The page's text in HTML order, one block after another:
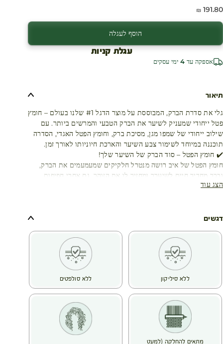
עגלת קניות
מחיר מבצע
191.80 ₪
הוסף לעגלה
אספקה עד 4 ימי עסקים
תיאור
גלי את סדרת הברק, המבוססת על מוצר הדגל #1 שלנו בעולם – חומץ
פטל ייחודי שמעניק לשיער את הברק הטבעי והמרשים ביותר. עם
שילוב ייחודי של שמפו מגן, מסיכת ברק, וחומץ הפטל האגדי, הסדרה
תוכננה במיוחד לשימור צבע השיער והארכת חיוניותו לאורך זמן.
✔️ חומץ הפטל – סוד הברק של השיער שלך!
חומץ הפטל של איב רושה מנטרל חלקיקים שמעמעמים את הברק,
ובכך מחדיר חיים לשיערך ומחזיר לו את הזוהר, גם אחרי חפיפות
רבות וחשיפה לנזקים סביבתיים.
- צביעות חוזרות ונשנות
- שטיפות שמכהות את השיער
הודות למחקרי ה-Botanical Beauty® שלנו, חומץ הפטל נבחר
בשל יעילותו יוצאת הדופן המוכרת עוד מימי קדם – הוא נלחם
באבנית, מחזק את סיב השערה ומעניק לשיער צבע זוהר וברק
תוצאה של שימוש בסט:
שיער מלא ברק, רך למגע ומוגן לאורך זמן.
מוצרי הסט:
- חומץ פטל לשיער מלא ברק - לשיער חסר זוהר - 400 מ"ל
- שמפו חומץ פטל להגברת ברק ושימור צבע השיער - 300 מ"ל
הצג עוד
דגשים
ללא סיליקון ללא סולפטים
מתאים להחלקה (למעט